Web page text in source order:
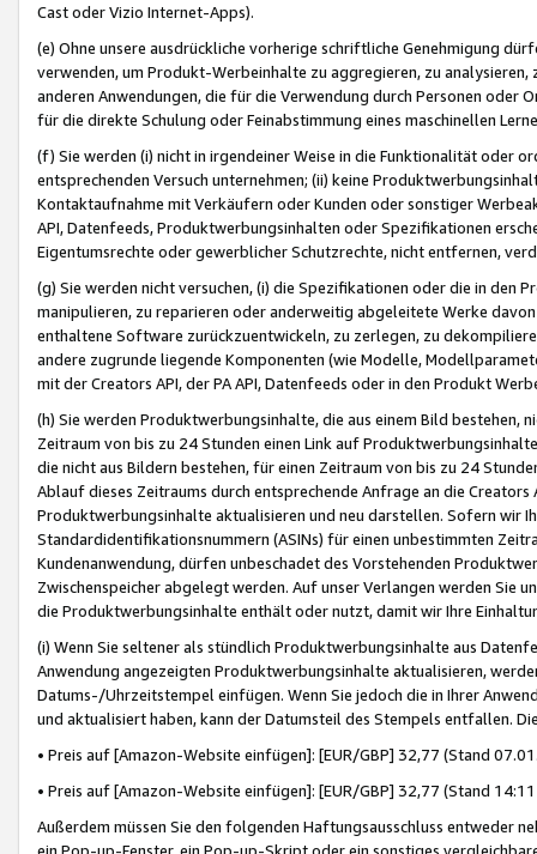
Cast oder Vizio Internet-Apps).
(e) Ohne unsere ausdrückliche vorherige schriftliche Genehmigung
verwenden, um Produkt-Werbeinhalte zu aggregieren, zu
anderen Anwendungen, die für die Verwendung durch Personen
für die direkte Schulung oder Feinabstimmung eines maschinellen
(f) Sie werden (i) nicht in irgendeiner Weise in die Funktionalität oder
entsprechenden Versuch unternehmen; (ii) keine
Kontaktaufnahme mit Verkäufern oder Kunden oder sonstiger
API, Datenfeeds, Produktwerbungsinhalten oder Spezifikationen
Eigentumsrechte oder gewerblicher Schutzrechte, nicht entfernen,
(g) Sie werden nicht versuchen, (i) die Spezifikationen oder die in
manipulieren, zu reparieren oder anderweitig abgeleitete Werke
enthaltene Software zurückzuentwickeln, zu zerlegen, zu
andere zugrunde liegende Komponenten (wie Modelle,
mit der Creators API, der PA API, Datenfeeds oder in den Produkt
(h) Sie werden Produktwerbungsinhalte, die aus einem Bild bestehen,
Zeitraum von bis zu 24 Stunden einen Link auf
die nicht aus Bildern bestehen, für einen Zeitraum von bis zu 24
Ablauf dieses Zeitraums durch entsprechende Anfrage an die
Produktwerbungsinhalte aktualisieren und neu darstellen. Sofern wir
Standardidentifikationsnummern (ASINs) für einen unbestimmten
Kundenanwendung, dürfen unbeschadet des Vorstehenden
Zwischenspeicher abgelegt werden. Auf unser Verlangen werden Sie
die Produktwerbungsinhalte enthält oder nutzt, damit wir Ihre
(i) Wenn Sie seltener als stündlich Produktwerbungsinhalte aus
Anwendung angezeigten Produktwerbungsinhalte aktualisieren,
Datums-/Uhrzeitstempel einfügen. Wenn Sie jedoch die in Ihrer
und aktualisiert haben, kann der Datumsteil des Stempels entfallen.
• Preis auf [Amazon-Website einfügen]: [EUR/GBP] 32,77 (Stand
• Preis auf [Amazon-Website einfügen]: [EUR/GBP] 32,77 (Stand
Außerdem müssen Sie den folgenden Haftungsausschluss entweder
ein Pop-up-Fenster, ein Pop-up-Skript oder ein sonstiges